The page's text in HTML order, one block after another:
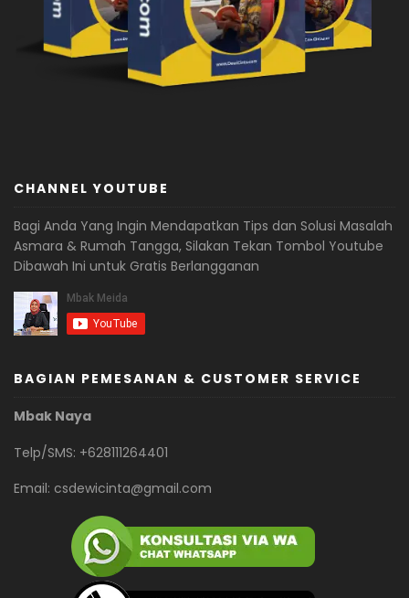
CHANNEL YOUTUBE
Bagi Anda Yang Ingin Mendapatkan Tips dan Solusi Masalah
Asmara & Rumah Tangga, Silakan Tekan Tombol Youtube
Dibawah Ini untuk Gratis Berlangganan
BAGIAN PEMESANAN & CUSTOMER SERVICE
Mbak Naya
Telp/SMS: +628111264401
Email: csdewicinta@gmail.com